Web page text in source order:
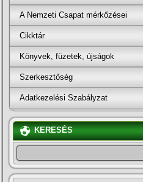
A Nemzeti Csapat mérkőzései
Cikktár
Könyvek, füzetek, újságok
Szerkesztőség
Adatkezelési Szabályzat
KERESÉS